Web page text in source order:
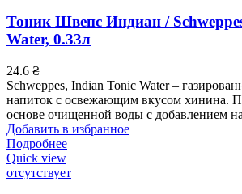
Тоник Швепс Индиан /
Water, 0.33л
24.6 ₴
Schweppes, Indian Tonic Water –
напиток с освежающим вкусом хинина.
основе очищенной воды с добавлением
Добавить в избранное
Подробнее
Quick view
отсутствует